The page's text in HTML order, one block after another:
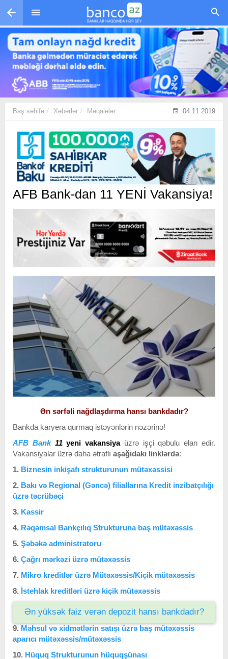
Skip to main content
Baş səhifə Xəbərlər Məqalələr 04.11.2019
AFB Bank-dan 11 YENİ Vakansiya!
Ən sərfəli nağdlaşdırma hansı bankdadır?
Bankda karyera qurmaq istəyənlərin nəzərinə!
AFB Bank 11 yeni vakansiyaüzrə işçi qəbulu elan edir.
Vakansiyalar üzrə daha ətraflı aşağıdakı linklərdə:
1. Biznesin inkişafı strukturunun mütəxəssisi
2. Bakı və Regional (Gəncə) filiallarına Kredit inzibatçılığı
üzrə təcrübəçi
3. Kassir
4. Rəqəmsal Bankçılıq Strukturuna baş mütəxəssis
5. Şəbəkə administratoru
6. Çağrı mərkəzi üzrə mütəxəssis
7. Mikro kreditlər üzrə Mütəxəssis/Kiçik mütəxəssis
8. İstehlak kreditləri üzrə kiçik mütəxəssis
Ən yüksək faiz verən depozit hansı bankdadır?
9. Məhsul və xidmətlərin satışı üzrə baş mütəxəssis
aparıcı mütəxəssis/mütəxəssis
10. Hüquq Strukturunun hüquqşünası